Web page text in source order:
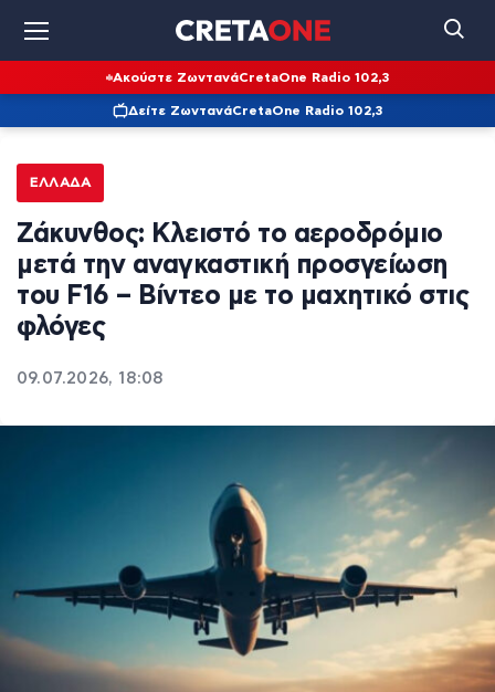
Ακούστε ΖωντανάCretaOne Radio 102,3
Δείτε ΖωντανάCretaOne Radio 102,3
ΕΛΛΆΔΑ
Ζάκυνθος: Κλειστό το αεροδρόμιο
μετά την αναγκαστική προσγείωση
του F16 – Βίντεο με το μαχητικό στις
φλόγες
09.07.2026, 18:08